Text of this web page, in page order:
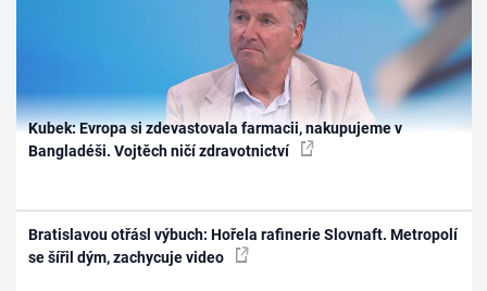
Kubek: Evropa si zdevastovala farmacii, nakupujeme v
Bangladéši. Vojtěch ničí zdravotnictví
Bratislavou otřásl výbuch: Hořela rafinerie Slovnaft. Metropolí
se šířil dým, zachycuje video